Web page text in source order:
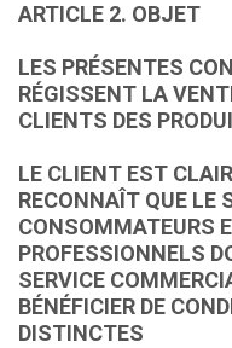
ARTICLE 2. OBJET
LES PRÉSENTES
RÉGISSENT LA
CLIENTS DES
LE CLIENT EST
RECONNAÎT QUE LE
CONSOMMATEURS
PROFESSIONNELS
SERVICE
BÉNÉFICIER DE
DISTINCTES